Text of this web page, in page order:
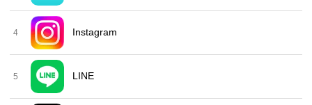
4 Instagram
5 LINE